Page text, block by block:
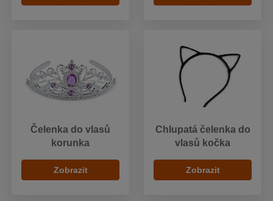
Čelenka do vlasů
korunka
Zobrazit
Chlupatá čelenka do
vlasů kočka
Zobrazit